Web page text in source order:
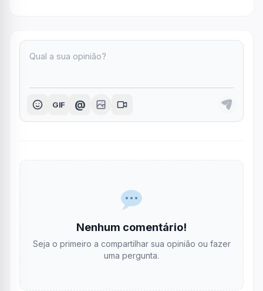
GIF @
Nenhum comentário!
Seja o primeiro a compartilhar sua opinião ou fazer
uma pergunta.